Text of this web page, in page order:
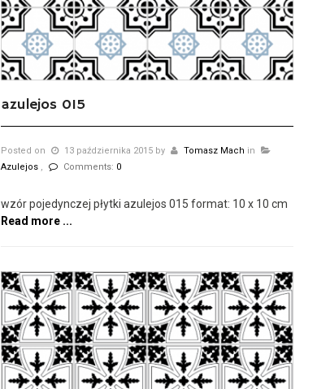
azulejos 015
Posted on 13 października 2015 by Tomasz Mach in
Azulejos , Comments: 0
wzór pojedynczej płytki azulejos 015 format: 10 x 10 cm
Read more ...